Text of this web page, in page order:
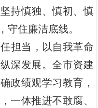
持慎独、慎初、慎
守住廉洁底线。
当，以自我革命
深发展。全市资建
政绩观学习教育，
一体推进不敢腐、